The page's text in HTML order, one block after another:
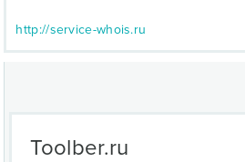
http://service-whois.ru
Toolber.ru